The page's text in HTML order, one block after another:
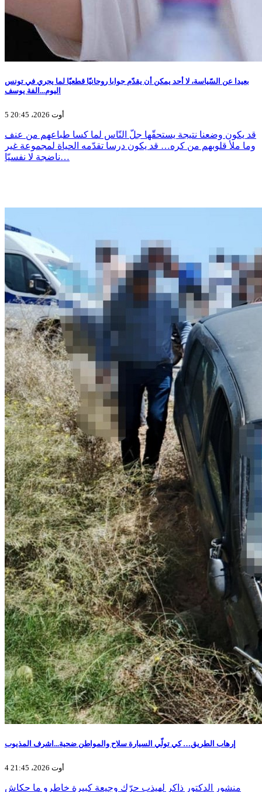
بعيدا عن السّياسة، لا أحد يمكن أن يقدّم جوابا روحانيّا قطعيّا لما يجري في تونس
اليوم...الفة يوسف
5 أوت 2026، 20:45
قد يكون وضعنا نتيجة يستحقّها جلّ النّاس لما كسا طباعهم من عنف
وما ملأ قلوبهم من كره… قد يكون درسا تقدّمه الحياة لمجموعة غير
ناضجة لا نفسيّا…
إرهاب الطريق… كي تولّي السيارة سلاح والمواطن ضحية...اشرف المذيوب
4 أوت 2026، 21:45
منشور الدكتور ذاكر لهيذب حرّك وجيعة كبيرة خاطرو ما حكاش